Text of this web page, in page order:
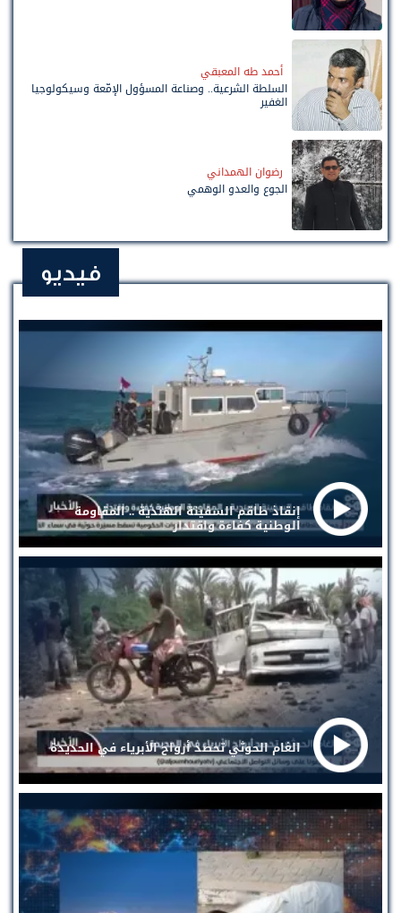
أحمد طه المعبقي
السلطة الشرعية.. وصناعة المسؤول الإمّعة وسيكولوجيا
الغفير
رضوان الهمداني
الجوع والعدو الوهمي
فيديو
إنقاذ طاقم السفينة الهندية .. المقاومة
الوطنية كفاءة واقتدار
الغام الحوثي تحصد أرواح الأبرياء في الحديدة